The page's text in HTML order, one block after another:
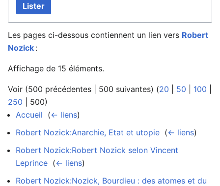
Lister
Les pages ci-dessous contiennent un lien vers Robert
Nozick :
Affichage de 15 éléments.
Voir (500 précédentes 500 suivantes) (20 50 100
250
500)
Accueil (← liens)
Robert Nozick:Anarchie, Etat et utopie (← liens)
Robert Nozick:Robert Nozick selon Vincent
Leprince (← liens)
Robert Nozick:Nozick, Bourdieu : des atomes et du